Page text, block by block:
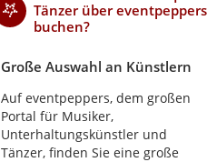
Tänzerüber eventpeppers
buchen?
Große Auswahl an Künstlern
Auf eventpeppers, dem großen
Portal für Musiker,
Unterhaltungskünstler und
Tänzer, finden Sie eine große